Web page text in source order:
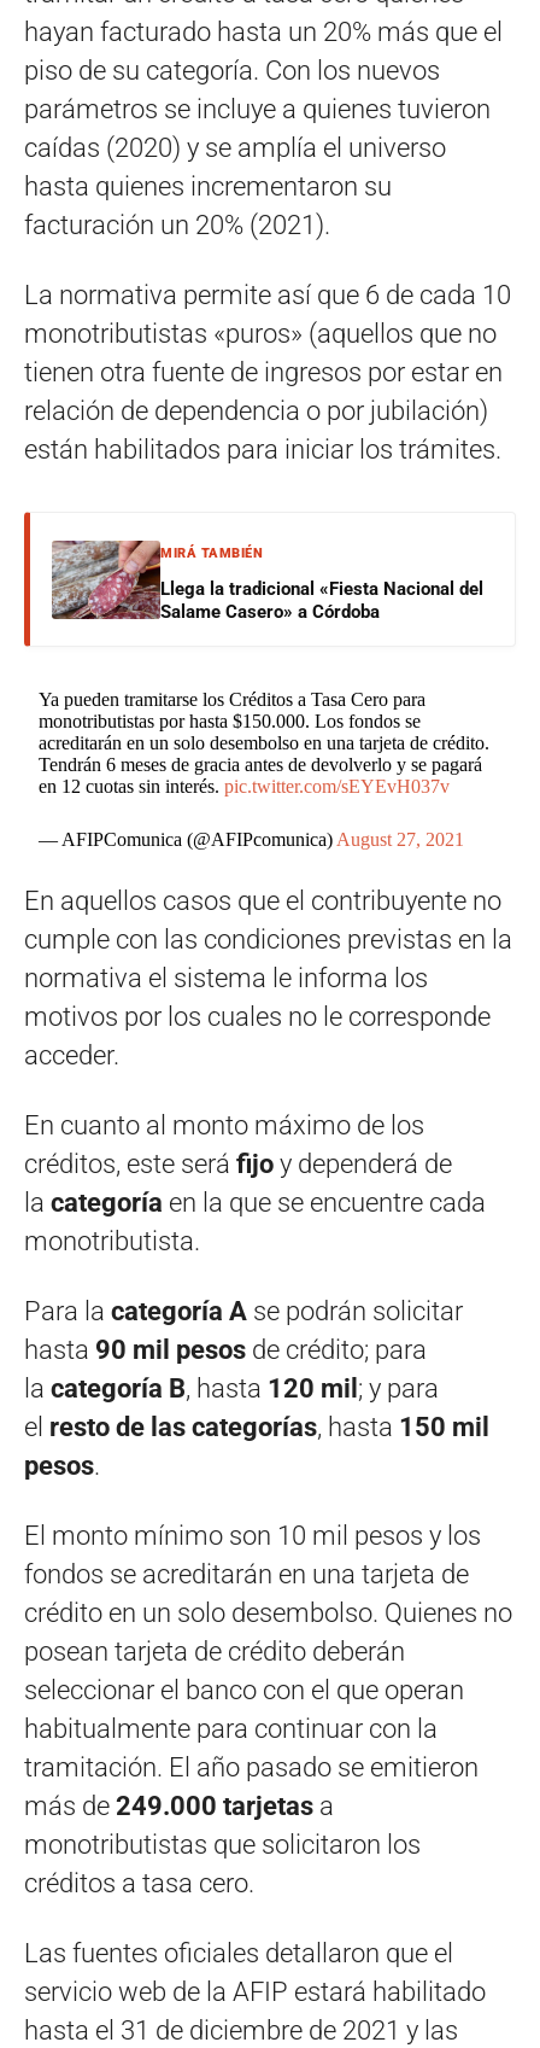
hayan facturado hasta un 20% más que el
piso de su categoría. Con los nuevos
parámetros se incluye a quienes tuvieron
caídas (2020) y se amplía el universo
hasta quienes incrementaron su
facturación un 20% (2021).
La normativa permite así que 6 de cada 10
monotributistas «puros» (aquellos que no
tienen otra fuente de ingresos por estar en
relación de dependencia o por jubilación)
están habilitados para iniciar los trámites.
MIRÁ TAMBIÉN
Llega la tradicional «Fiesta Nacional del
Salame Casero» a Córdoba
Ya pueden tramitarse los Créditos a Tasa Cero para
monotributistas por hasta $150.000. Los fondos se
acreditarán en un solo desembolso en una tarjeta de crédito.
Tendrán 6 meses de gracia antes de devolverlo y se pagará
en 12 cuotas sin interés.pic.twitter.com/sEYEvH037v
— AFIPComunica (@AFIPcomunica) August 27, 2021
En aquellos casos que el contribuyente no
cumple con las condiciones previstas en la
normativa el sistema le informa los
motivos por los cuales no le corresponde
acceder.
En cuanto al monto máximo de los
créditos, este será fijo y dependerá de
la categoría en la que se encuentre cada
monotributista.
Para la categoría A se podrán solicitar
hasta 90 mil pesos de crédito; para
la categoría B, hasta 120 mil ; y para
el resto de las categorías, hasta 150 mil
pesos.
El monto mínimo son 10 mil pesos y los
fondos se acreditarán en una tarjeta de
crédito en un solo desembolso. Quienes no
posean tarjeta de crédito deberán
seleccionar el banco con el que operan
habitualmente para continuar con la
tramitación. El año pasado se emitieron
más de 249.000 tarjetas a
monotributistas que solicitaron los
créditos a tasa cero.
Las fuentes oficiales detallaron que el
servicio web de la AFIP estará habilitado
hasta el 31 de diciembre de 2021 y las